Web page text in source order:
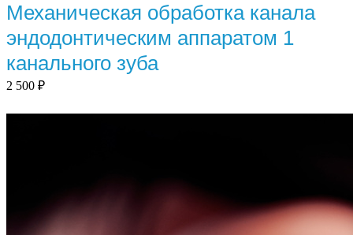
Механическая обработка канала
эндодонтическим аппаратом 1
канального зуба
2 500 ₽